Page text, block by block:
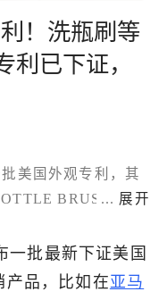
！洗瓶刷等
利已下证，
美国外观专利，其
BRUSH，
已在列，相似款式
夕被投诉冻结。
... 展开
一批最新下证美国
产品，比如在亚马